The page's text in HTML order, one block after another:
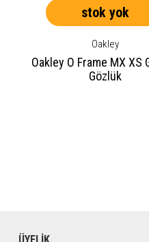
stok yok
Oakley
Oakley O Frame MX XS
Gözlük